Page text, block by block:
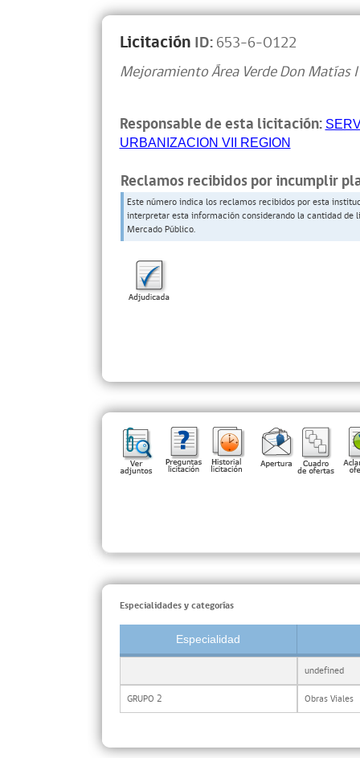
Licitación ID:653-6-O122
Mejoramiento Área Verde Don Matías I
Responsable de esta licitación:
URBANIZACION VII REGION
Reclamos recibidos por incumplir
Este número indica los reclamos recibidos por esta
interpretar esta información considerando la cantidad
Mercado Público.
Especialidades y categorías
Especialidad
undefined
GRUPO 2 Obras Viales